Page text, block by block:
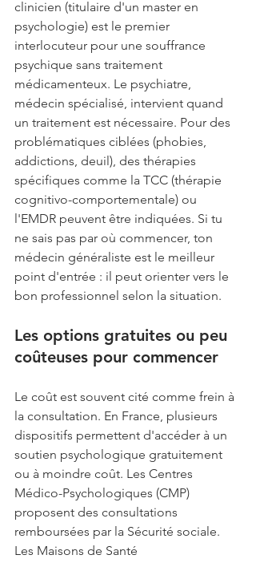
clinicien (titulaire d'un master en
psychologie) est le premier
interlocuteur pour une souffrance
psychique sans traitement
médicamenteux. Le psychiatre,
médecin spécialisé, intervient quand
un traitement est nécessaire. Pour des
problématiques ciblées (phobies,
addictions, deuil), des thérapies
spécifiques comme la TCC (thérapie
cognitivo-comportementale) ou
l'EMDR peuvent être indiquées. Si tu
ne sais pas par où commencer, ton
médecin généraliste est le meilleur
point d'entrée : il peut orienter vers le
bon professionnel selon la situation.
Les options gratuites ou peu
coûteuses pour commencer
Le coût est souvent cité comme frein à
la consultation. En France, plusieurs
dispositifs permettent d'accéder à un
soutien psychologique gratuitement
ou à moindre coût. Les Centres
Médico-Psychologiques (CMP)
proposent des consultations
remboursées par la Sécurité sociale.
Les Maisons de Santé